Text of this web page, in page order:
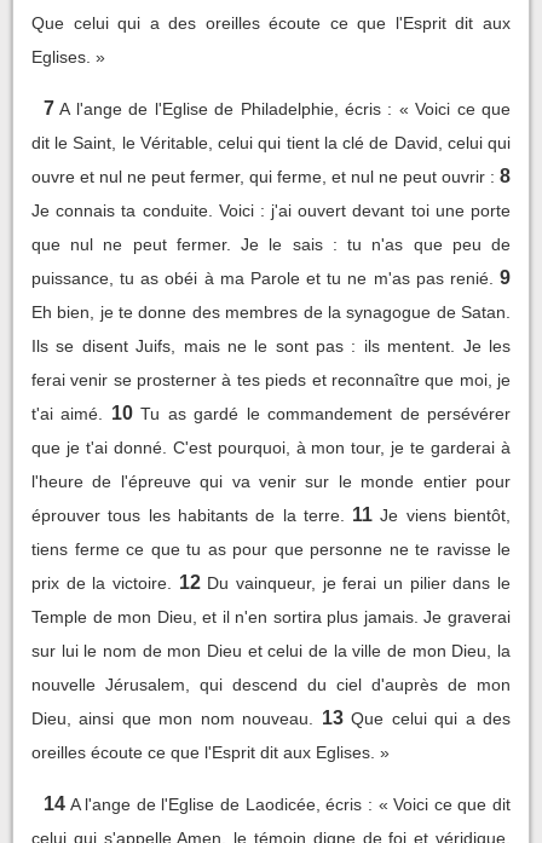
Que celui qui a des oreilles écoute ce que l'Esprit dit aux
Eglises. »
7 A l'ange de l'Eglise de Philadelphie, écris : « Voici ce que
dit le Saint, le Véritable, celui qui tient la clé de David, celui qui
ouvre et nul ne peut fermer, qui ferme, et nul ne peut ouvrir : 8
Je connais ta conduite. Voici : j'ai ouvert devant toi une porte
que nul ne peut fermer. Je le sais : tu n'as que peu de
puissance, tu as obéi à ma Parole et tu ne m'as pas renié. 9
Eh bien, je te donne des membres de la synagogue de Satan.
Ils se disent Juifs, mais ne le sont pas : ils mentent. Je les
ferai venir se prosterner à tes pieds et reconnaître que moi, je
t'ai aimé.
10 Tu as gardé le commandement de persévérer
que je t'ai donné. C'est pourquoi, à mon tour, je te garderai à
l'heure de l'épreuve qui va venir sur le monde entier pour
éprouver tous les habitants de la terre.
11 Je viens bientôt,
tiens ferme ce que tu as pour que personne ne te ravisse le
prix de la victoire.
12 Du vainqueur, je ferai un pilier dans le
Temple de mon Dieu, et il n'en sortira plus jamais. Je graverai
sur lui le nom de mon Dieu et celui de la ville de mon Dieu, la
nouvelle Jérusalem, qui descend du ciel d'auprès de mon
Dieu, ainsi que mon nom nouveau.
13 Que celui qui a des
oreilles écoute ce que l'Esprit dit aux Eglises. »
14 A l'ange de l'Eglise de Laodicée, écris : « Voici ce que dit
celui qui s'appelle Amen, le témoin digne de foi et véridique,